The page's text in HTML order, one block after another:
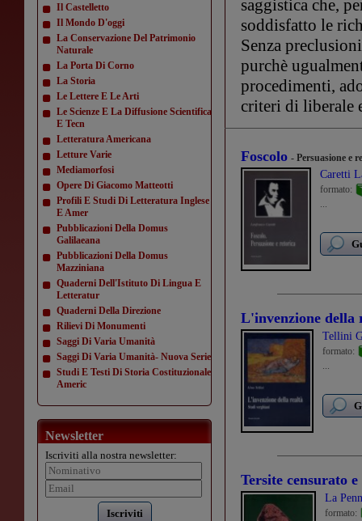
Il Castelletto
Il Mondo D'oggi
La Conservazione Del Patrimonio
Naturale
La Porta Di Corno
La Storia
Le Lettere E Le Arti
Le Scienze E La Diffusione Scientifica
E Tecn
Letteratura Americana
Letture Varie
Mediamorfosi
Opere Di Giacomo Matteotti
Profili E Studi Di Letteratura Inglese
E Amer
Pubblicazioni Della Domus
Galilaeana
Pubblicazioni Della Domus
Mazziniana
Quaderni Dell'Istituto Di Lingua E
Letteratur
Quaderni Della Direzione
Rilievi Di Monumenti
Saggi Di Varia Umanità
Saggi Di Varia Umanità- Nuova Serie
Studi E Testi Di Storia Costituzionale
Americ
Newsletter
Iscriviti alla nostra newsletter:
Iscriviti
saggistica che,
soddisfatto le
Senza
purchè
procedimenti,
criteri di liberale
Foscolo - Persuasione e
Caretti
formato:
...
L'invenzione della
Tellini
formato:
...
Tersite censurato
La
formato: